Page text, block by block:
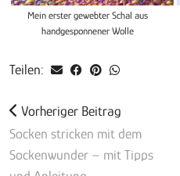
Mein erster gewebter Schal aus
handgesponnener Wolle
Teilen:
Vorheriger Beitrag
Socken stricken mit dem
Sockenwunder – mit Tipps